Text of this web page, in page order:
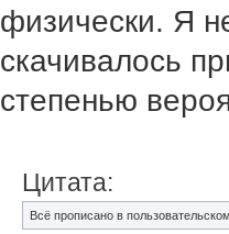
физически. Я
скачивалось
степенью
Цитата:
Всё прописано в